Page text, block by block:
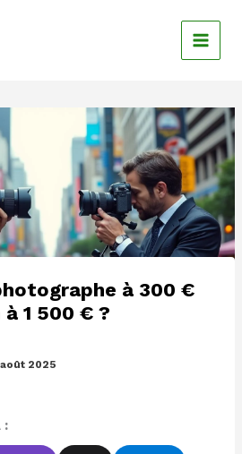
à 300 €
1 500 € ?
2025
: